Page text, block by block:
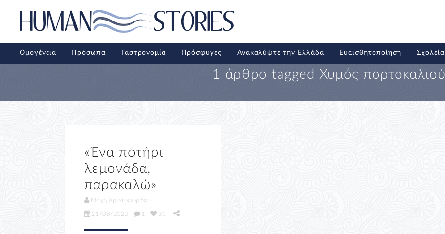
Ομογένεια Πρόσωπα Γαστρονομία Πρόσφυγες Ανακαλύψτε την Ελλάδα Ευαισθητοποίηση Σχολεία
1 άρθρο tagged Χυμός πορτοκαλιού
«Ένα ποτήρι
λεμονάδα,
παρακαλώ»
Μάχη Χριστοφορίδου
21/08/2025
1 31